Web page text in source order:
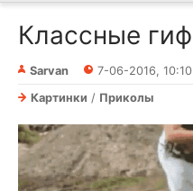
Классные
Sarvan 7-06-2016, 10:10
Картинки / Приколы